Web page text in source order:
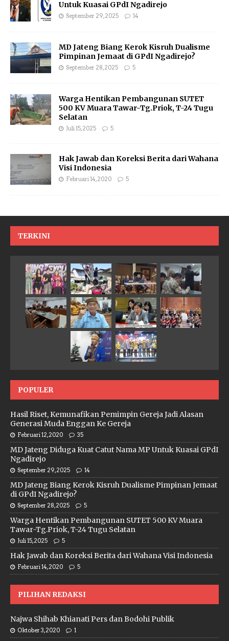
Untuk Kuasai GPdI Ngadirejo
September 29, 2025 14
MD Jateng Biang Kerok Kisruh Dualisme
Pimpinan Jemaat di GPdI Ngadirejo?
September 28, 2025 5
Warga Hentikan Pembangunan SUTET
500 KV Muara Tawar-Tg.Priok, T-24 Tugu
Selatan
Juli 15, 2025 5
Hak Jawab dan Koreksi Berita dari Wahana
Visi Indonesia
Februari 14, 2020 5
TERKINI
POPULER
Hasil Riset, Kemunafikan Pemimpin Gereja Jadi Alasan
Generasi Muda Enggan Ke Gereja
Februari 12, 2020 35
MD Jateng Diduga Kuat Catut Nama MP Untuk Kuasai GPdI
Ngadirejo
September 29, 2025 14
MD Jateng Biang Kerok Kisruh Dualisme Pimpinan Jemaat
di GPdI Ngadirejo?
September 28, 2025 5
Warga Hentikan Pembangunan SUTET 500 KV Muara
Tawar-Tg.Priok, T-24 Tugu Selatan
Juli 15, 2025 5
Hak Jawab dan Koreksi Berita dari Wahana Visi Indonesia
Februari 14, 2020 5
PILIHAN REDAKSI
Najwa Shihab Khianati Pers dan Bodohi Publik
Oktober 3, 2020 1